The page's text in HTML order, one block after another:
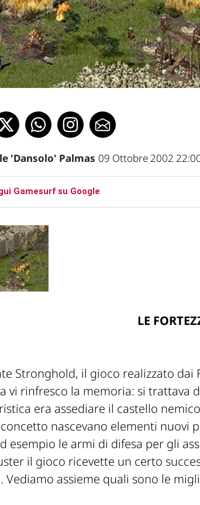
'Dansolo' Palmas 09 Ottobre 2002
Gamesurf su Google
LE
Stronghold, il gioco realizzato dai
vi rinfresco la memoria: si trattava
era assediare il castello
nascevano elementi nuovi
esempio le armi di difesa per gli
il gioco ricevette un certo
Vediamo assieme quali sono le